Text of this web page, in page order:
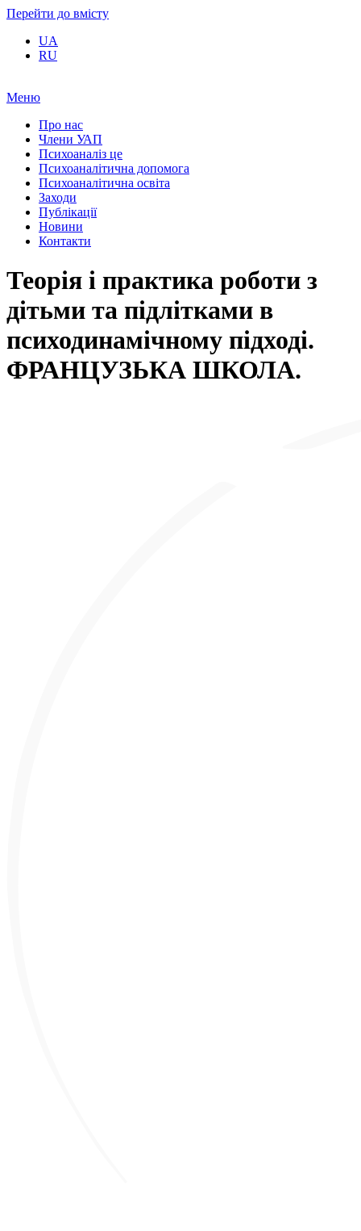
Перейти до вмісту
UA
RU
Меню
Про нас
Члени УАП
Психоаналіз це
Психоаналітична допомога
Психоаналітична освіта
Заходи
Публікації
Новини
Контакти
Теорія і практика роботи з
дітьми та підлітками в
психодинамічному підході.
ФРАНЦУЗЬКА ШКОЛА.